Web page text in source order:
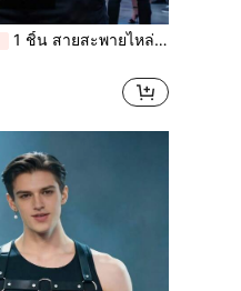
1 ชิ้น สายสะพายไหล่โซ่สไตล์พังก์สำหรับผู้ชาย เหมาะสำหรับสวมใส่ประจำวัน สไตล์ถนนส่วนตัว การถ่ายภาพถนน ชุดไนท์คลับ